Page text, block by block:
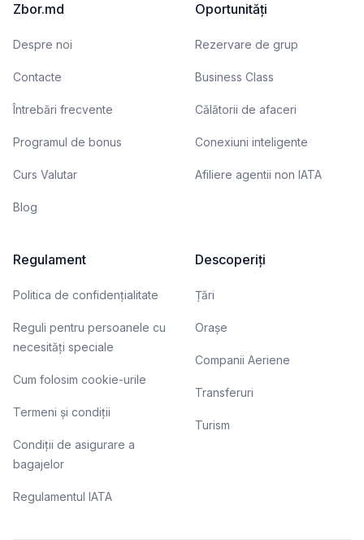
Zbor.md
Despre noi
Contacte
Întrebări frecvente
Programul de bonus
Curs Valutar
Blog
Oportunități
Rezervare de grup
Business Class
Călătorii de afaceri
Conexiuni inteligente
Afiliere agentii non IATA
Regulament
Politica de confidențialitate
Reguli pentru persoanele cu
necesități speciale
Cum folosim cookie-urile
Termeni și condiții
Condiții de asigurare a
bagajelor
Regulamentul IATA
Descoperiți
Țări
Orașe
Companii Aeriene
Transferuri
Turism